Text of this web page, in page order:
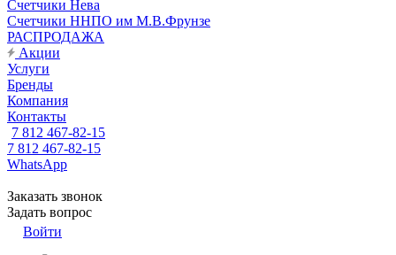
Счетчики Нева
Счетчики ННПО им М.В.Фрунзе
РАСПРОДАЖА
Акции
Услуги
Бренды
Компания
Контакты
7 812 467-82-15
7 812 467-82-15
WhatsApp
Заказать звонок
Задать вопрос
Войти